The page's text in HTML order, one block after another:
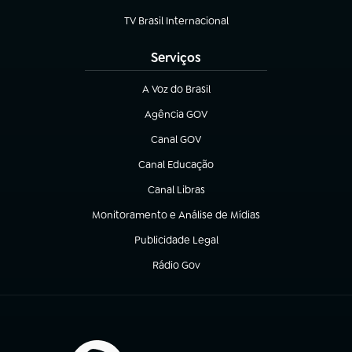
TV Brasil Internacional
(abre em nova aba)
Serviços
A Voz do Brasil
(abre em nova aba)
Agência GOV
(abre em nova aba)
Canal GOV
(abre em nova aba)
Canal Educação
(abre em nova aba)
Canal Libras
(abre em nova aba)
Monitoramento e Análise de Mídias
(abre em nova aba)
Publicidade Legal
(abre em nova aba)
Rádio Gov
(abre em nova aba)